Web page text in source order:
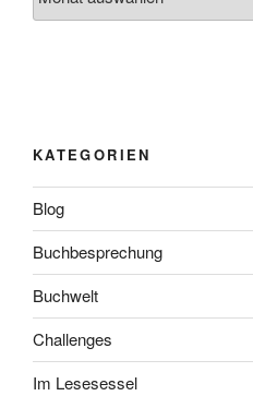
KATEGORIEN
Blog
Buchbesprechung
Buchwelt
Challenges
Im Lesesessel